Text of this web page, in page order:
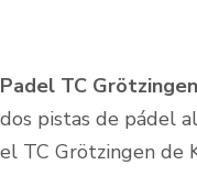
Padel TC
dos pistas de pádel
el TC Grötzingen de